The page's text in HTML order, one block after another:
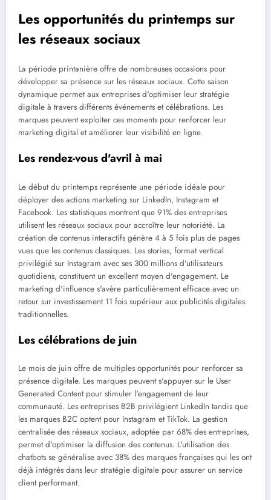
Les opportunités du printemps sur
les réseaux sociaux
La période printanière offre de nombreuses occasions pour
développer sa présence sur les réseaux sociaux. Cette saison
dynamique permet aux entreprises d'optimiser leur stratégie
digitale à travers différents événements et célébrations. Les
marques peuvent exploiter ces moments pour renforcer leur
marketing digital et améliorer leur visibilité en ligne.
Les rendez-vous d'avril à mai
Le début du printemps représente une période idéale pour
déployer des actions marketing sur LinkedIn, Instagram et
Facebook. Les statistiques montrent que 91% des entreprises
utilisent les réseaux sociaux pour accroître leur notoriété. La
création de contenus interactifs génère 4 à 5 fois plus de pages
vues que les contenus classiques. Les stories, format vertical
privilégié sur Instagram avec ses 300 millions d'utilisateurs
quotidiens, constituent un excellent moyen d'engagement. Le
marketing d'influence s'avère particulièrement efficace avec un
retour sur investissement 11 fois supérieur aux publicités digitales
traditionnelles.
Les célébrations de juin
Le mois de juin offre de multiples opportunités pour renforcer sa
présence digitale. Les marques peuvent s'appuyer sur le User
Generated Content pour stimuler l'engagement de leur
communauté. Les entreprises B2B privilégient LinkedIn tandis que
les marques B2C optent pour Instagram et TikTok. La gestion
centralisée des réseaux sociaux, adoptée par 68% des entreprises,
permet d'optimiser la diffusion des contenus. L'utilisation des
chatbots se généralise avec 38% des marques françaises qui les ont
déjà intégrés dans leur stratégie digitale pour assurer un service
client performant.